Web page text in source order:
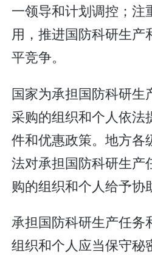
一领导和计划调控；注
用，推进国防科研生产
平竞争。
国家为承担国防科研生
采购的组织和个人依法
件和优惠政策。地方各
法对承担国防科研生产
购的组织和个人给予协
承担国防科研生产任务
组织和个人应当保守秘